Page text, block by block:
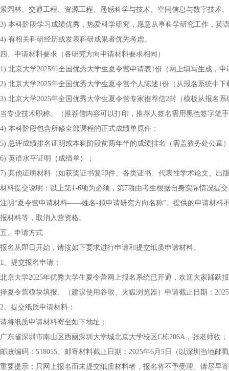
景园林、交通工程、资源工程、遥感科学与技术、空间信息与数字技术
3) 本科阶段学习成绩优秀，热爱科学研究，愿意从事科学研究工作，英
4) 有相关科研经历或发表科研成果者优先考虑。
四、申请材料要求（各研究方向申请材料要求相同）
1) 北京大学2025年全国优秀大学生夏令营申请表1份（网上填写生成，
2) 北京大学2025年全国优秀大学生夏令营个人陈述1份（从报名系统中
3) 北京大学2025年全国优秀大学生夏令营专家推荐信2封（模板从报名
当专业技术职称。（推荐信内容可以打印，推荐人签名需用黑色签字笔
4) 本科阶段包含所修全部课程的正式成绩单原件；
5) 总评成绩排名证明或本科阶段前两年半的成绩排名（需盖教务处公章
6) 英语水平证明（成绩单）；
7) 其他证明材料（如获奖证书复印件、各类证书、代表性学术论文、出
材料提交说明：以上第1-6项为必须，第7项由考生根据自身实际情况提
注明“夏令营申请材料——姓名-拟申请研究方向名称”。提供的申请材料
报材料等，取消入营资格。
五、申请方式
报名从即日开始，请按如下要求进行申请和提交纸质申请材料。
1、提交报名申请：
北京大学2025年优秀大学生夏令营网上报名系统已开通，欢迎大家踊跃
择夏令营模块填报。（建议使用谷歌、火狐浏览器）申请截止日期：
2、提交纸质申请材料：
请将纸质申请材料寄至如下地址：
广东省深圳市南山区西丽深圳大学城北京大学校区C栋206A，张老师收；
邮政编码：518055。邮寄材料截止日期：2025年6月5日（以深圳当地邮
重要提示：只网上报名而未提交纸质材料者，报名将不予受理。请尽早